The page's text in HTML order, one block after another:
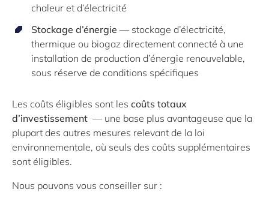
chaleur et d’électricité
Stockage d’énergie — stockage d’électricité,
thermique ou biogaz directement connecté à une
installation de production d’énergie renouvelable,
sous réserve de conditions spécifiques
Les coûts éligibles sont les coûts totaux
d’investissement — une base plus avantageuse que la
plupart des autres mesures relevant de la loi
environnementale, où seuls des coûts supplémentaires
sont éligibles.
Nous pouvons vous conseiller sur :